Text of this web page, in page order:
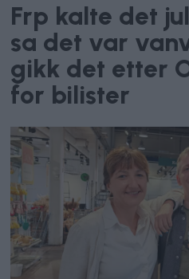
Frp kalte det
sa det var
gikk det etter
for bilister